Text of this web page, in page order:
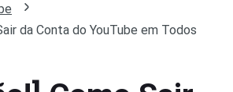
da Conta do YouTube em Todos